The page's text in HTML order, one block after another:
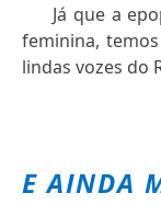
Já que a
feminina,
lindas vozes do
E AINDA